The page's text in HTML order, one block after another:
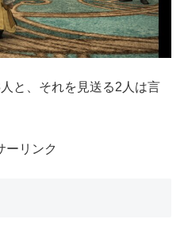
と、それを見送る2人は言
ーリンク